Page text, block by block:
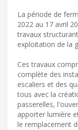
La période de
2022 au 17 avril
travaux
exploitation de la
Ces travaux
complète des
escaliers et des
tous avec la
passerelles,
apporter lumière
le remplacement